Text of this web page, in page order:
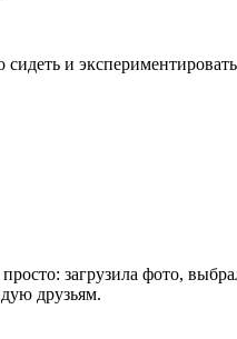
и
загрузила фото,
друзьям.